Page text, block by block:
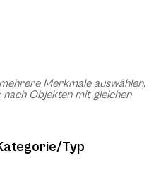
Merkmale auswählen,
Objekten mit gleichen
Typ